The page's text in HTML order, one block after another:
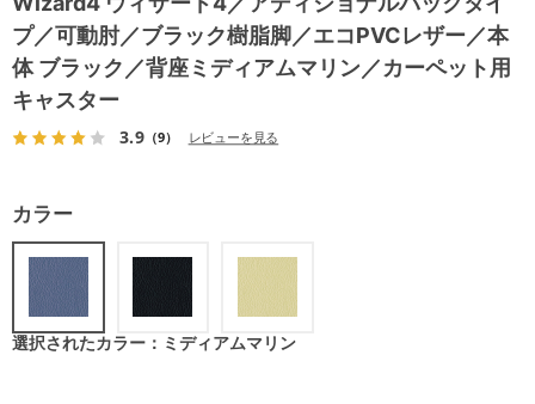
プ／可動肘／ブラック樹脂脚／エコPVCレザー／本
体 ブラック／背座ミディアムマリン／カーペット用
キャスター
3.9（9） レビューを見る
カラー
選択されたカラー：ミディアムマリン